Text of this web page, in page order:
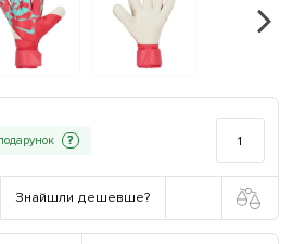
?
Знайшли дешевше?